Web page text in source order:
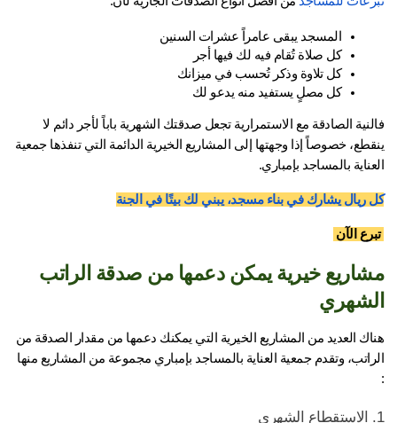
المسجد يبقى عامراً عشرات السنين
كل صلاة تُقام فيه لك فيها أجر
كل تلاوة وذكر تُحسب في ميزانك
كل مصلٍ يستفيد منه يدعو لك
فالنية الصادقة مع الاستمرارية تجعل صدقتك الشهرية باباً لأجر دائم لا
ينقطع، خصوصاً إذا وجهتها إلى المشاريع الخيرية الدائمة التي تنفذها جمعية
بالمساجد بإمباري.
ريال يشارك في بناء مسجد، يبني لك بيتًا في الجنة
الآن
مشاريع خيرية يمكن دعمها من صدقة الراتب
هناك العديد من المشاريع الخيرية التي يمكنك دعمها من مقدار الصدقة من